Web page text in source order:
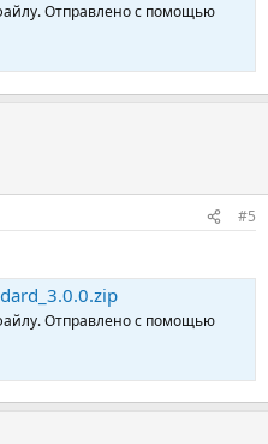
Отправлено с помощью
#5
Отправлено с помощью